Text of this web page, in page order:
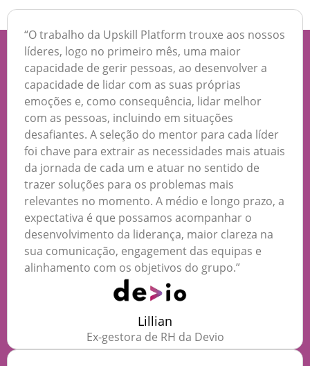
“O trabalho da Upskill Platform trouxe aos nossos
líderes, logo no primeiro mês, uma maior
capacidade de gerir pessoas, ao desenvolver a
capacidade de lidar com as suas próprias
emoções e, como consequência, lidar melhor
com as pessoas, incluindo em situações
desafiantes. A seleção do mentor para cada líder
foi chave para extrair as necessidades mais atuais
da jornada de cada um e atuar no sentido de
trazer soluções para os problemas mais
relevantes no momento. A médio e longo prazo, a
expectativa é que possamos acompanhar o
desenvolvimento da liderança, maior clareza na
sua comunicação, engagement das equipas e
alinhamento com os objetivos do grupo.”
Lillian
Ex-gestora de RH da Devio